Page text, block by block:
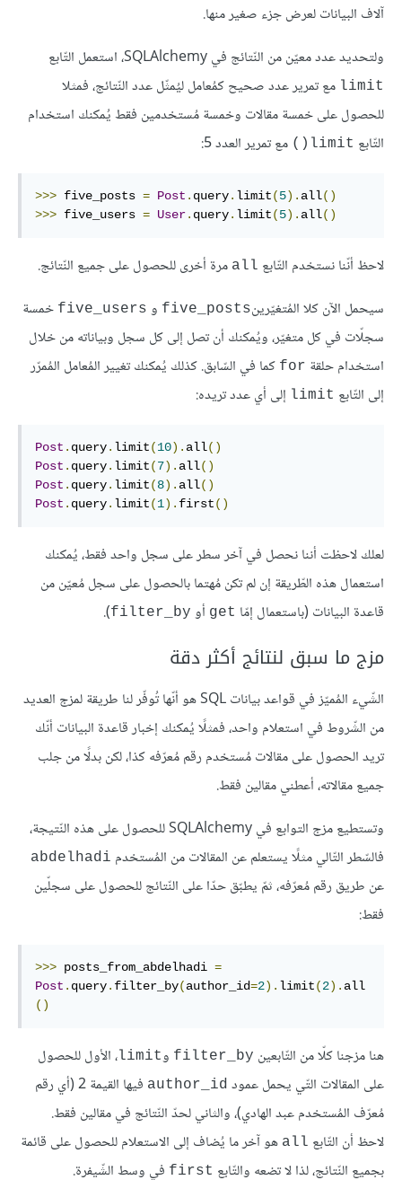
آلاف البيانات لعرض جزء صغير منها.
ولتحديد عدد معيّن من النّتائج في SQLAlchemy، استعمل التّابع
limit مع تمرير عدد صحيح كمُعامل ليُمثّل عدد النّتائج، فمثلا
للحصول على خمسة مقالات وخمسة مُستخدمين فقط يُمكنك استخدام
التّابع limit() مع تمرير العدد 5:
>>> five_posts = Post . query. limit(5). all()
>>> five_users = User. query. limit(5). all()
لاحظ أنّنا نستخدم التّابع all مرة أخرى للحصول على جميع النّتائج.
سيحمل الآن كلا المُتغيّرينfive_posts و five_users خمسة
سجلّات في كل متغيّر، ويُمكنك أن تصل إلى كل سجل وبياناته من خلال
استخدام حلقة for كما في السّابق. كذلك يُمكنك تغيير المُعامل المُمرّر
إلى التّابع limit إلى أي عدد تريده:
Post . query. limit(10). all()
Post . query. limit(7). all()
Post . query. limit(8). all()
Post . query. limit(1). first()
لعلك لاحظت أننا نحصل في آخر سطر على سجل واحد فقط، يُمكنك
استعمال هذه الطّريقة إن لم تكن مُهتما بالحصول على سجل مُعيّن من
قاعدة البيانات (باستعمال إمّا get أو filter_by
).
مزج ما سبق لنتائج أكثر دقة
الشّيء المُميّز في قواعد بيانات SQL هو أنّها تُوفّر لنا طريقة لمزج العديد
من الشّروط في استعلام واحد، فمثلًا يُمكنك إخبار قاعدة البيانات أنّك
تريد الحصول على مقالات مُستخدم رقم مُعرّفه كذا، لكن بدلًا من جلب
جميع مقالاته، أعطني مقالين فقط.
وتستطيع مزج التوابع في SQLAlchemy للحصول على هذه النّتيجة،
فالسّطر التّالي مثلًا يستعلم عن المقالات من المُستخدم abdelhadi
عن طريق رقم مُعرّفه، ثمّ يطبّق حدّا على النّتائج للحصول على سجلّين
فقط:
>>> posts_from_abdelhadi =
Post . query. filter_by(author_id=2). limit(2). all
()
هنا مزجنا كلّا من التّابعين filter_by وlimit ، الأول للحصول
على المقالات التّي يحمل عمود author_id
فيها القيمة 2 (أي رقم
مُعرّف المُستخدم عبد الهادي)، والثاني لحدّ النّتائج في مقالين فقط.
لاحظ أن التّابع all هو آخر ما يُضاف إلى الاستعلام للحصول على قائمة
بجميع النّتائج، لذا لا تضعه والتّابع first في وسط الشّيفرة.